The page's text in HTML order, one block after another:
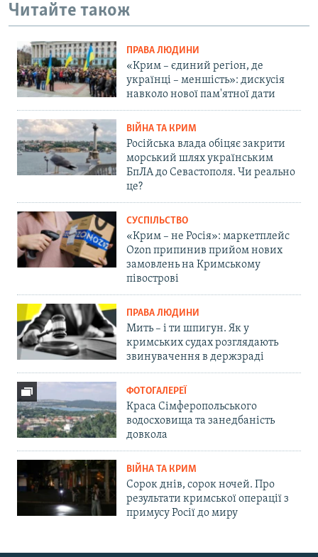
Читайте також
ПРАВА ЛЮДИНИ
«Крим – єдиний регіон, де
українці – меншість»: дискусія
навколо нової пам'ятної дати
ВІЙНА ТА КРИМ
Російська влада обіцяє закрити
морський шлях українським
БпЛА до Севастополя. Чи реально
це?
СУСПІЛЬСТВО
«Крим – не Росія»: маркетплейс
Ozon припинив прийом нових
замовлень на Кримському
півострові
ПРАВА ЛЮДИНИ
Мить – і ти шпигун. Як у
кримських судах розглядають
звинувачення в держзраді
ФОТОГАЛЕРЕЇ
Краса Сімферопольського
водосховища та занедбаність
довкола
ВІЙНА ТА КРИМ
Сорок днів, сорок ночей. Про
результати кримської операції з
примусу Росії до миру